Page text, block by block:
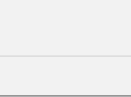
terres agricoles face au